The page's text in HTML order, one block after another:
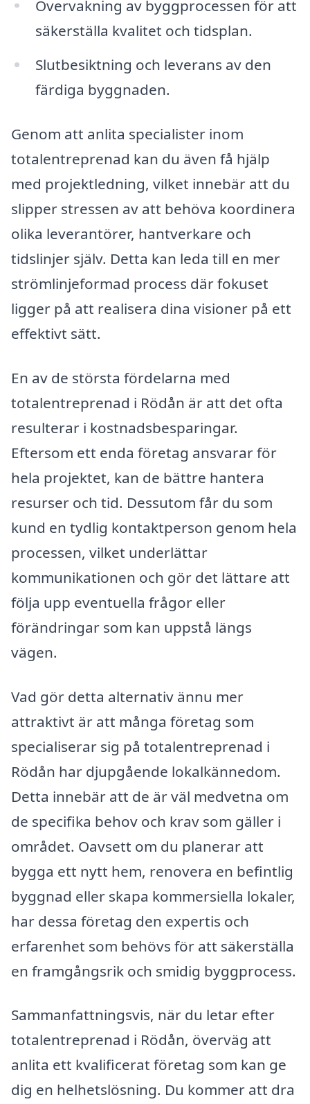
Övervakning av byggprocessen för att
säkerställa kvalitet och tidsplan.
Slutbesiktning och leverans av den
färdiga byggnaden.
Genom att anlita specialister inom
totalentreprenad kan du även få hjälp
med projektledning, vilket innebär att du
slipper stressen av att behöva koordinera
olika leverantörer, hantverkare och
tidslinjer själv. Detta kan leda till en mer
strömlinjeformad process där fokuset
ligger på att realisera dina visioner på ett
effektivt sätt.
En av de största fördelarna med
totalentreprenad i Rödån är att det ofta
resulterar i kostnadsbesparingar.
Eftersom ett enda företag ansvarar för
hela projektet, kan de bättre hantera
resurser och tid. Dessutom får du som
kund en tydlig kontaktperson genom hela
processen, vilket underlättar
kommunikationen och gör det lättare att
följa upp eventuella frågor eller
förändringar som kan uppstå längs
vägen.
Vad gör detta alternativ ännu mer
attraktivt är att många företag som
specialiserar sig på totalentreprenad i
Rödån har djupgående lokalkännedom.
Detta innebär att de är väl medvetna om
de specifika behov och krav som gäller i
området. Oavsett om du planerar att
bygga ett nytt hem, renovera en befintlig
byggnad eller skapa kommersiella lokaler,
har dessa företag den expertis och
erfarenhet som behövs för att säkerställa
en framgångsrik och smidig byggprocess.
Sammanfattningsvis, när du letar efter
totalentreprenad i Rödån, överväg att
anlita ett kvalificerat företag som kan ge
dig en helhetslösning. Du kommer att dra